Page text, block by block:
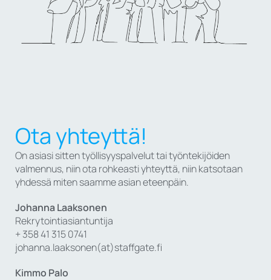
Ota yhteyttä!
On asiasi sitten työllisyyspalvelut tai työntekijöiden
valmennus, niin ota rohkeasti yhteyttä, niin katsotaan
yhdessä miten saamme asian eteenpäin.
Johanna Laaksonen
Rekrytointiasiantuntija
+ 358 41 315 0741
johanna.laaksonen(at)staffgate.fi
Kimmo Palo